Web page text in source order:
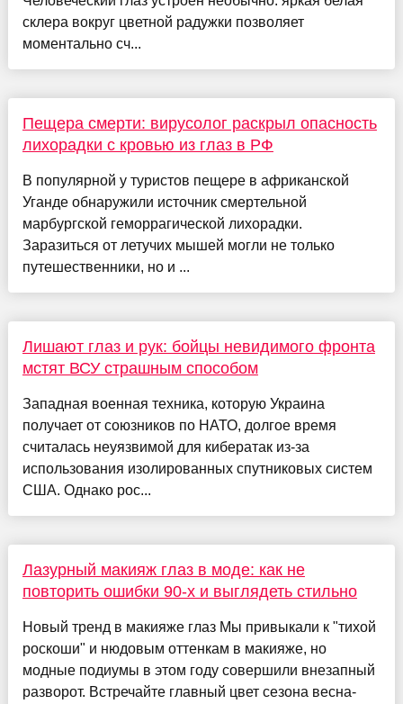
склера вокруг цветной радужки позволяет
моментально сч...
Пещера смерти: вирусолог раскрыл опасность
лихорадки с кровью из глаз в РФ
В популярной у туристов пещере в африканской
Уганде обнаружили источник смертельной
марбургской геморрагической лихорадки.
Заразиться от летучих мышей могли не только
путешественники, но и ...
Лишают глаз и рук: бойцы невидимого фронта
мстят ВСУ страшным способом
Западная военная техника, которую Украина
получает от союзников по НАТО, долгое время
считалась неуязвимой для кибератак из-за
использования изолированных спутниковых систем
США. Однако рос...
Лазурный макияж глаз в моде: как не
повторить ошибки 90-х и выглядеть стильно
Новый тренд в макияже глаз Мы привыкали к "тихой
роскоши" и нюдовым оттенкам в макияже, но
модные подиумы в этом году совершили внезапный
разворот. Встречайте главный цвет сезона весна-